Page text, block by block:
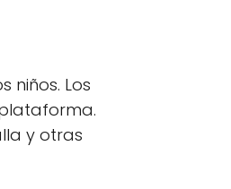
niños. Los
y otras